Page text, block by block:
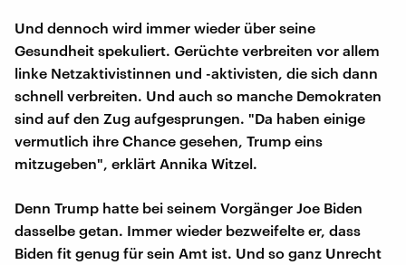
Und dennoch wird immer wieder über seine
Gesundheit spekuliert. Gerüchte verbreiten vor allem
linke Netzaktivistinnen und -aktivisten, die sich dann
schnell verbreiten. Und auch so manche Demokraten
sind auf den Zug aufgesprungen. "Da haben einige
vermutlich ihre Chance gesehen, Trump eins
mitzugeben", erklärt Annika Witzel.
Denn Trump hatte bei seinem Vorgänger Joe Biden
dasselbe getan. Immer wieder bezweifelte er, dass
Biden fit genug für sein Amt ist. Und so ganz Unrecht